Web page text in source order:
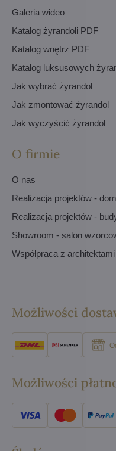
Galeria wideo
Katalog żyrandoli PDF
Katalog wnętrz PDF
Katalog luksusowych
Jak wybrać żyrandol
Jak zmontować żyrandol
Jak wyczyścić żyrandol
O firmie
O nas
Realizacja projektów -
Realizacja projektów -
Showroom - salon
Współpraca z
Możliwości
Możliwości